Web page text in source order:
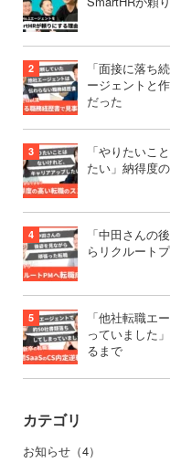
「面接に落ち
ージェントと
だった
「やりたいこ
たい」納得度
「中田さんの
らリクルート
「他社転職エ
っていました
るまで
カテゴリ
お知らせ（4）